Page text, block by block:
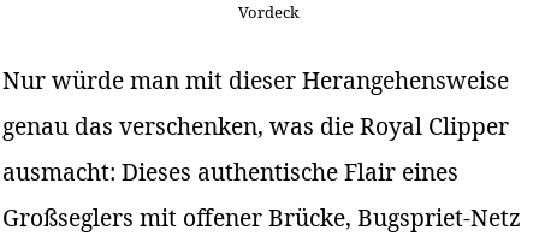
Vordeck
Nur würde man mit dieser Herangehensweise
genau das verschenken, was die Royal Clipper
ausmacht: Dieses authentische Flair eines
Großseglers mit offener Brücke, Bugspriet-Netz